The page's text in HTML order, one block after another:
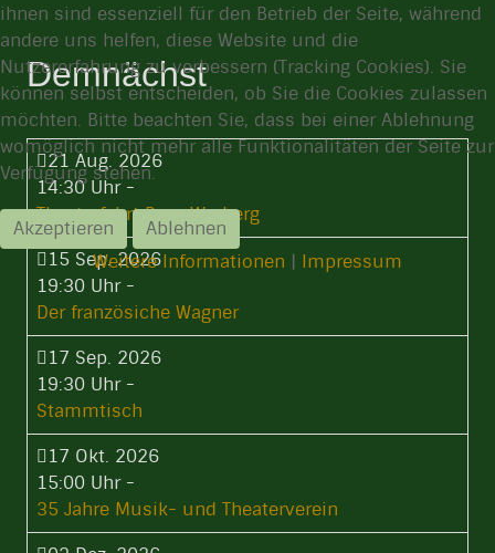
Demnächst
21 Aug. 2026
14:30 Uhr-
Theaterfahrt Burg Warberg
15 Sep. 2026
19:30 Uhr-
Der französiche Wagner
17 Sep. 2026
19:30 Uhr-
Stammtisch
17 Okt. 2026
15:00 Uhr-
35 Jahre Musik- und Theaterverein
ihnen sind essenziell für den Betrieb der Seite, während
andere uns helfen, diese Website und die
Nutzererfahrung zu verbessern (Tracking Cookies). Sie
können selbst entscheiden, ob Sie die Cookies zulassen
möchten. Bitte beachten Sie, dass bei einer Ablehnung
womöglich nicht mehr alle Funktionalitäten der Seite zur
Verfügung stehen.
Akzeptieren
Ablehnen
Weitere Informationen | Impressum